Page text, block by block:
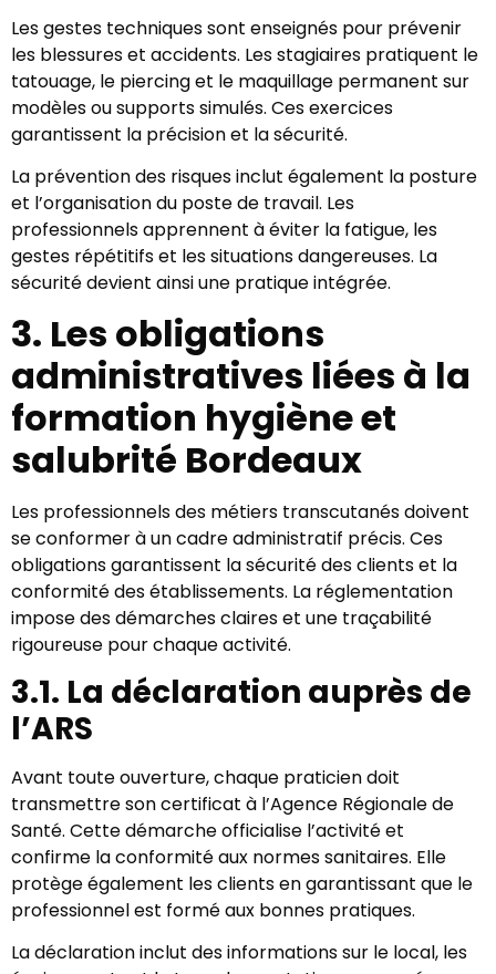
Les gestes techniques sont enseignés pour prévenir
les blessures et accidents. Les stagiaires pratiquent le
tatouage, le piercing et le maquillage permanent sur
modèles ou supports simulés. Ces exercices
garantissent la précision et la sécurité.
La prévention des risques inclut également la posture
et l’organisation du poste de travail. Les
professionnels apprennent à éviter la fatigue, les
gestes répétitifs et les situations dangereuses. La
sécurité devient ainsi une pratique intégrée.
3. Les obligations
administratives liées à la
formation hygiène et
salubrité Bordeaux
Les professionnels des métiers transcutanés doivent
se conformer à un cadre administratif précis. Ces
obligations garantissent la sécurité des clients et la
conformité des établissements. La réglementation
impose des démarches claires et une traçabilité
rigoureuse pour chaque activité.
3.1. La déclaration auprès de
l’ARS
Avant toute ouverture, chaque praticien doit
transmettre son certificat à l’Agence Régionale de
Santé. Cette démarche officialise l’activité et
confirme la conformité aux normes sanitaires. Elle
protège également les clients en garantissant que le
professionnel est formé aux bonnes pratiques.
La déclaration inclut des informations sur le local, les